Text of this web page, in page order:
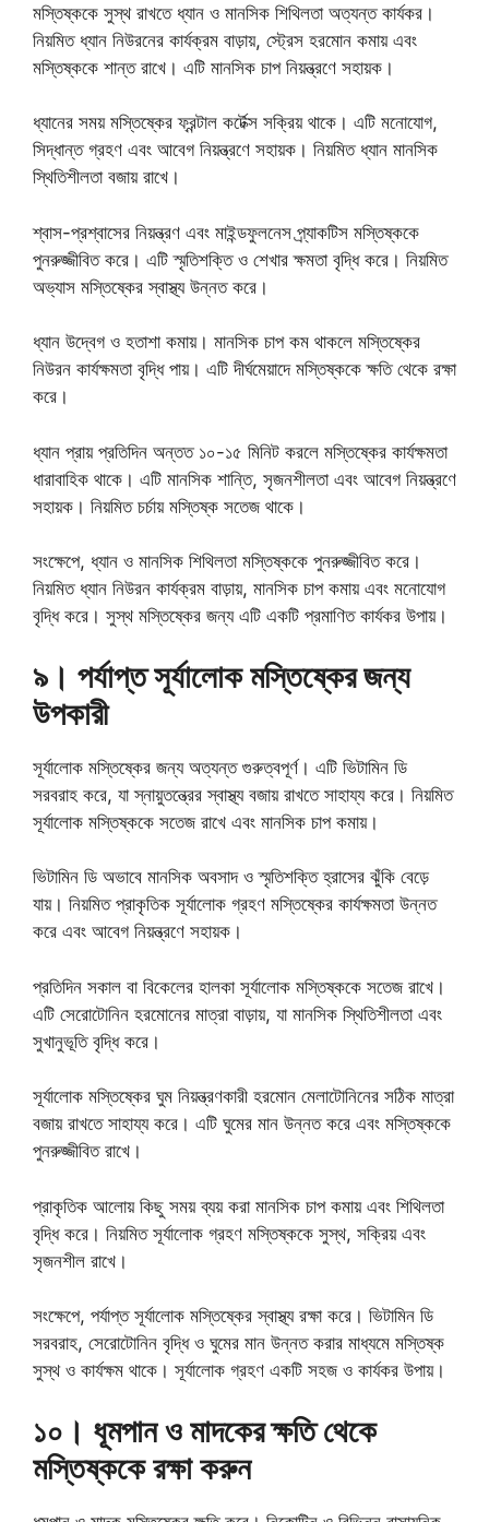
মস্তিষ্ককে সুস্থ রাখতে ধ্যান ও মানসিক শিথিলতা অত্যন্ত কার্যকর।
নিয়মিত ধ্যান নিউরনের কার্যক্রম বাড়ায়, স্ট্রেস হরমোন কমায় এবং
মস্তিষ্ককে শান্ত রাখে। এটি মানসিক চাপ নিয়ন্ত্রণে সহায়ক।
ধ্যানের সময় মস্তিষ্কের ফ্রন্টাল কর্টেক্স সক্রিয় থাকে। এটি মনোযোগ,
সিদ্ধান্ত গ্রহণ এবং আবেগ নিয়ন্ত্রণে সহায়ক। নিয়মিত ধ্যান মানসিক
স্থিতিশীলতা বজায় রাখে।
শ্বাস-প্রশ্বাসের নিয়ন্ত্রণ এবং মাইন্ডফুলনেস প্র্যাকটিস মস্তিষ্ককে
পুনরুজ্জীবিত করে। এটি স্মৃতিশক্তি ও শেখার ক্ষমতা বৃদ্ধি করে। নিয়মিত
অভ্যাস মস্তিষ্কের স্বাস্থ্য উন্নত করে।
ধ্যান উদ্বেগ ও হতাশা কমায়। মানসিক চাপ কম থাকলে মস্তিষ্কের
নিউরন কার্যক্ষমতা বৃদ্ধি পায়। এটি দীর্ঘমেয়াদে মস্তিষ্ককে ক্ষতি থেকে রক্ষা
করে।
ধ্যান প্রায় প্রতিদিন অন্তত ১০-১৫ মিনিট করলে মস্তিষ্কের কার্যক্ষমতা
ধারাবাহিক থাকে। এটি মানসিক শান্তি, সৃজনশীলতা এবং আবেগ নিয়ন্ত্রণে
সহায়ক। নিয়মিত চর্চায় মস্তিষ্ক সতেজ থাকে।
সংক্ষেপে, ধ্যান ও মানসিক শিথিলতা মস্তিষ্ককে পুনরুজ্জীবিত করে।
নিয়মিত ধ্যান নিউরন কার্যক্রম বাড়ায়, মানসিক চাপ কমায় এবং মনোযোগ
বৃদ্ধি করে। সুস্থ মস্তিষ্কের জন্য এটি একটি প্রমাণিত কার্যকর উপায়।
৯। পর্যাপ্ত সূর্যালোক মস্তিষ্কের জন্য
উপকারী
সূর্যালোক মস্তিষ্কের জন্য অত্যন্ত গুরুত্বপূর্ণ। এটি ভিটামিন ডি
সরবরাহ করে, যা স্নায়ুতন্ত্রের স্বাস্থ্য বজায় রাখতে সাহায্য করে। নিয়মিত
সূর্যালোক মস্তিষ্ককে সতেজ রাখে এবং মানসিক চাপ কমায়।
ভিটামিন ডি অভাবে মানসিক অবসাদ ও স্মৃতিশক্তি হ্রাসের ঝুঁকি বেড়ে
যায়। নিয়মিত প্রাকৃতিক সূর্যালোক গ্রহণ মস্তিষ্কের কার্যক্ষমতা উন্নত
করে এবং আবেগ নিয়ন্ত্রণে সহায়ক।
প্রতিদিন সকাল বা বিকেলের হালকা সূর্যালোক মস্তিষ্ককে সতেজ রাখে।
এটি সেরোটোনিন হরমোনের মাত্রা বাড়ায়, যা মানসিক স্থিতিশীলতা এবং
সুখানুভূতি বৃদ্ধি করে।
সূর্যালোক মস্তিষ্কের ঘুম নিয়ন্ত্রণকারী হরমোন মেলাটোনিনের সঠিক মাত্রা
বজায় রাখতে সাহায্য করে। এটি ঘুমের মান উন্নত করে এবং মস্তিষ্ককে
পুনরুজ্জীবিত রাখে।
প্রাকৃতিক আলোয় কিছু সময় ব্যয় করা মানসিক চাপ কমায় এবং শিথিলতা
বৃদ্ধি করে। নিয়মিত সূর্যালোক গ্রহণ মস্তিষ্ককে সুস্থ, সক্রিয় এবং
সৃজনশীল রাখে।
সংক্ষেপে, পর্যাপ্ত সূর্যালোক মস্তিষ্কের স্বাস্থ্য রক্ষা করে। ভিটামিন ডি
সরবরাহ, সেরোটোনিন বৃদ্ধি ও ঘুমের মান উন্নত করার মাধ্যমে মস্তিষ্ক
সুস্থ ও কার্যক্ষম থাকে। সূর্যালোক গ্রহণ একটি সহজ ও কার্যকর উপায়।
১০। ধূমপান ও মাদকের ক্ষতি থেকে
মস্তিষ্ককে রক্ষা করুন